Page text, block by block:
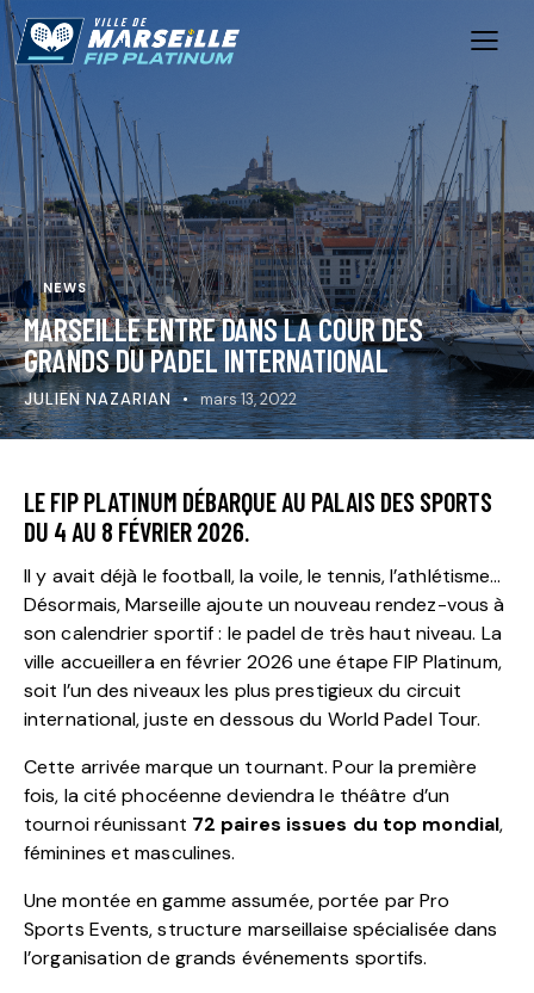
NEWS
MARSEILLE ENTRE DANS LA COUR DES
GRANDS DU PADEL INTERNATIONAL
JULIEN NAZARIAN mars 13, 2022
LE FIP PLATINUM DÉBARQUE AU PALAIS DES SPORTS
DU 4 AU 8 FÉVRIER 2026.
Il y avait déjà le football, la voile, le tennis, l’athlétisme…
Désormais, Marseille ajoute un nouveau rendez-vous à
son calendrier sportif : le padel de très haut niveau. La
ville accueillera en février 2026 une étape FIP Platinum,
soit l’un des niveaux les plus prestigieux du circuit
international, juste en dessous du World Padel Tour.
Cette arrivée marque un tournant. Pour la première
fois, la cité phocéenne deviendra le théâtre d’un
tournoi réunissant 72 paires issues du top mondial,
féminines et masculines.
Une montée en gamme assumée, portée par Pro
Sports Events, structure marseillaise spécialisée dans
l’organisation de grands événements sportifs.